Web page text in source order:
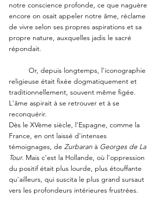
notre conscience profonde, ce que naguère
encore on osait appeler notre âme, réclame
de vivre selon ses propres aspirations et sa
propre nature, auxquelles jadis le sacré
répondait.
religieuse était fixée dogmatiquement et
traditionnellement, souvent même figée.
L'âme aspirait à se retrouver et à se
reconquérir.
Dès le XVème siècle, l'Espagne, comme la
France, en ont laissé d'intenses
témoignages, de Zurbaran à Georges de La
Tour. Mais c'est la Hollande, où l'oppression
du positif était plus lourde, plus étouffante
qu'ailleurs, qui suscita le plus grand sursaut
vers les profondeurs intérieures frustrées.